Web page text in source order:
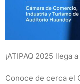
¡ATIPAQ 2025 llega
Conoce de cerca el